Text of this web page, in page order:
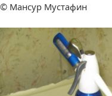
© Мансур Мустафин